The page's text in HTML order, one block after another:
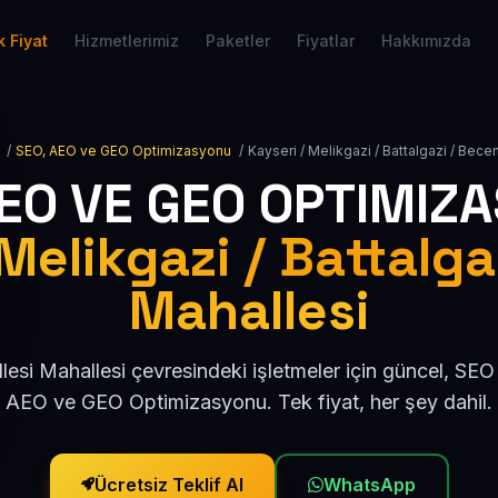
Fiyat Hizmetlerimiz Paketler Fiyatlar Hakkımızda
/ SEO, AEO ve GEO Optimizasyonu / Kayseri / Melikgazi / Battalgazi /
VE GEO
/
Mahallesi
Mahallesi çevresindeki işletmeler için güncel, SEO
AEO ve GEO Optimizasyonu. Tek fiyat, her şey dahil.
Ücretsiz Teklif Al WhatsApp